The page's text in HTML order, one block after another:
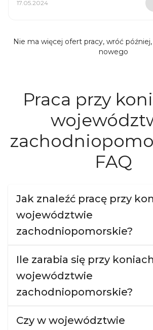
17.05.2024
Nie ma więcej ofert pracy, wróć
nowego
Praca przy
FAQ
Jak znaleźć pracę przy
województwie
zachodniopomorskie?
Ile zarabia się przy
województwie
zachodniopomorskie?
Czy w województwie